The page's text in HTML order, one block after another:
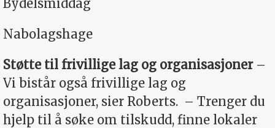
Bydelsmiddag
Nabolagshage
Støtte til frivillige lag og organisasjoner –
Vi bistår også frivillige lag og
organisasjoner, sier Roberts. – Trenger du
hjelp til å søke om tilskudd, finne lokaler